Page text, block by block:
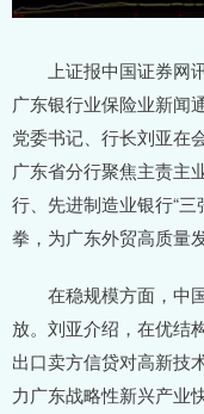
上证报中国证券网讯
广东银行业保险业新闻
党委书记、行长刘亚在
广东省分行聚焦主责主
行、先进制造业银行“三
拳，为广东外贸高质量
在稳规模方面，中国
放。刘亚介绍，在优结
出口卖方信贷对高新技
力广东战略性新兴产业